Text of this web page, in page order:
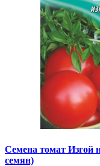
Семена томат Изгой
семян)